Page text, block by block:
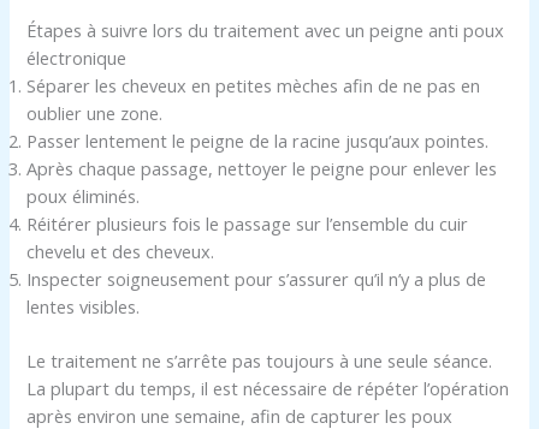
Étapes à suivre lors du traitement avec un peigne anti poux
électronique
Séparer les cheveux en petites mèches afin de ne pas en
oublier une zone.
Passer lentement le peigne de la racine jusqu’aux pointes.
Après chaque passage, nettoyer le peigne pour enlever les
poux éliminés.
Réitérer plusieurs fois le passage sur l’ensemble du cuir
chevelu et des cheveux.
Inspecter soigneusement pour s’assurer qu’il n’y a plus de
lentes visibles.
Le traitement ne s’arrête pas toujours à une seule séance.
La plupart du temps, il est nécessaire de répéter l’opération
après environ une semaine, afin de capturer les poux